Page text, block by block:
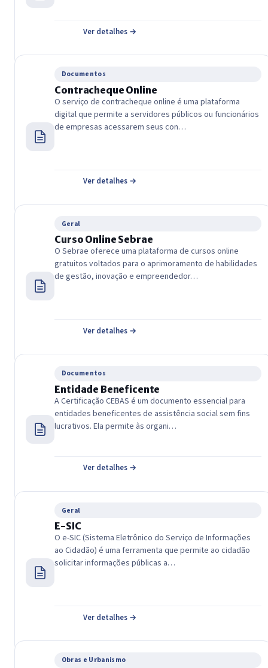
Ver detalhes →
Documentos
Contracheque Online
O serviço de contracheque online é uma plataforma
digital que permite a servidores públicos ou funcionários
de empresas acessarem seus con…
Ver detalhes →
Geral
Curso Online Sebrae
O Sebrae oferece uma plataforma de cursos online
gratuitos voltados para o aprimoramento de habilidades
de gestão, inovação e empreendedor…
Ver detalhes →
Documentos
Entidade Beneficente
A Certificação CEBAS é um documento essencial para
entidades beneficentes de assistência social sem fins
lucrativos. Ela permite às organi…
Ver detalhes →
Geral
E-SIC
O e-SIC (Sistema Eletrônico do Serviço de Informações
ao Cidadão) é uma ferramenta que permite ao cidadão
solicitar informações públicas a…
Ver detalhes →
Obras e Urbanismo